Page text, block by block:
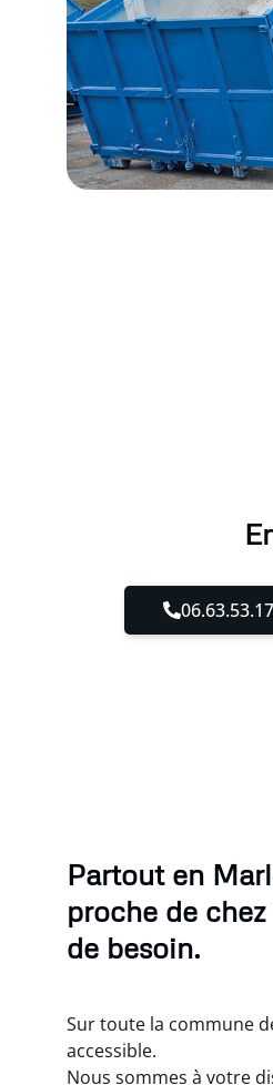
Partout en
proche de
de besoin.
Sur toute la commune
accessible.
Nous sommes à votre